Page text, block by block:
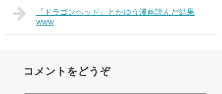
『ドラゴンヘッド』とかゆう漫画読んだ結果
www
コメントをどうぞ